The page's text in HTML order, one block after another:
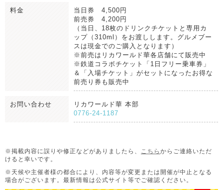
料金
当日券 4,500円
前売券 4,200円
（当日、18枚のドリンクチケットと専用カ
ップ（310ml）をお渡しします。グルメブー
スは現金でのご購入となります）
※前売はリカワールド華各店舗にて販売中
※鉄道コラボチケット「1日フリー乗車券」
＆「入場チケット」がセットになったお得な
前売り券も販売中
お問い合わせ
リカワールド華 本部
0776-24-1187
※掲載内容に誤りや修正などがありましたら、 こちら からご連絡いただ
けると幸いです。
※天候や主催者様の都合により、内容等が変更または開催が中止となる
場合がございます。 最新情報は公式サイト等でご確認ください。